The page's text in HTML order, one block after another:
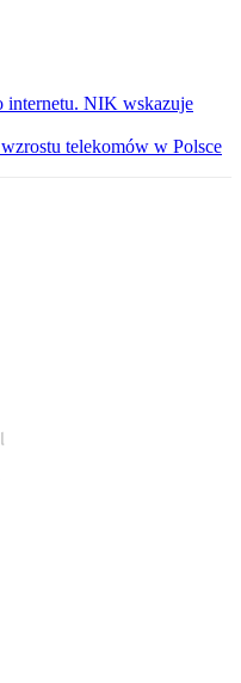
internetu. NIK wskazuje
telekomów w Polsce